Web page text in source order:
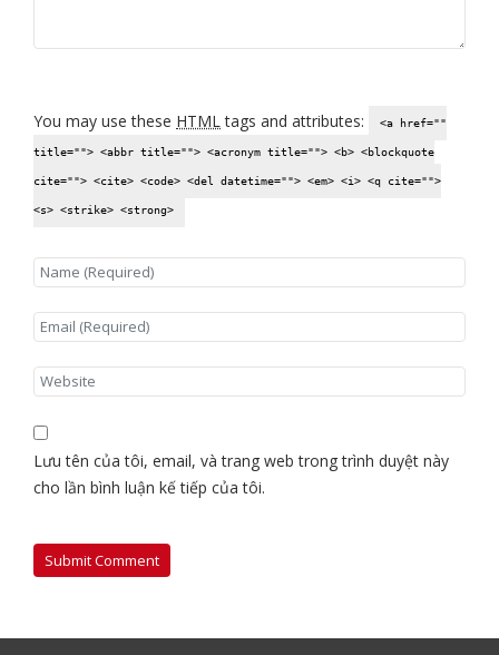
You may use these HTMLtags and attributes: <a href=""
title=""> <abbr title=""> <acronym title=""> <b> <blockquote
cite=""> <cite> <code> <del datetime=""> <em> <i> <q cite="">
<s> <strike> <strong>
Lưu tên của tôi, email, và trang web trong trình duyệt này
cho lần bình luận kế tiếp của tôi.